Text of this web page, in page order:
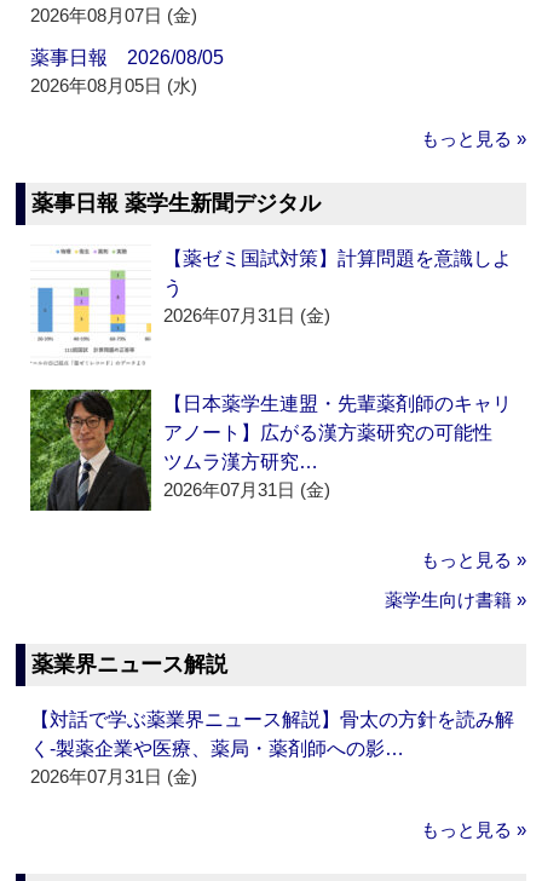
2026年08月07日 (金)
薬事日報 2026/08/05
2026年08月05日 (水)
もっと見る »
薬事日報 薬学生新聞デジタル
【薬ゼミ国試対策】計算問題を意識しよ
う
2026年07月31日 (金)
【日本薬学生連盟・先輩薬剤師のキャリ
アノート】広がる漢方薬研究の可能性
ツムラ漢方研究…
2026年07月31日 (金)
もっと見る »
薬学生向け書籍 »
薬業界ニュース解説
【対話で学ぶ薬業界ニュース解説】骨太の方針を読み解
く‐製薬企業や医療、薬局・薬剤師への影…
2026年07月31日 (金)
もっと見る »